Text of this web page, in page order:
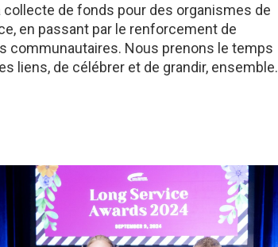
collecte de fonds pour des organismes de
en passant par le renforcement de
communautaires. Nous prenons le temps
liens, de célébrer et de grandir, ensemble.